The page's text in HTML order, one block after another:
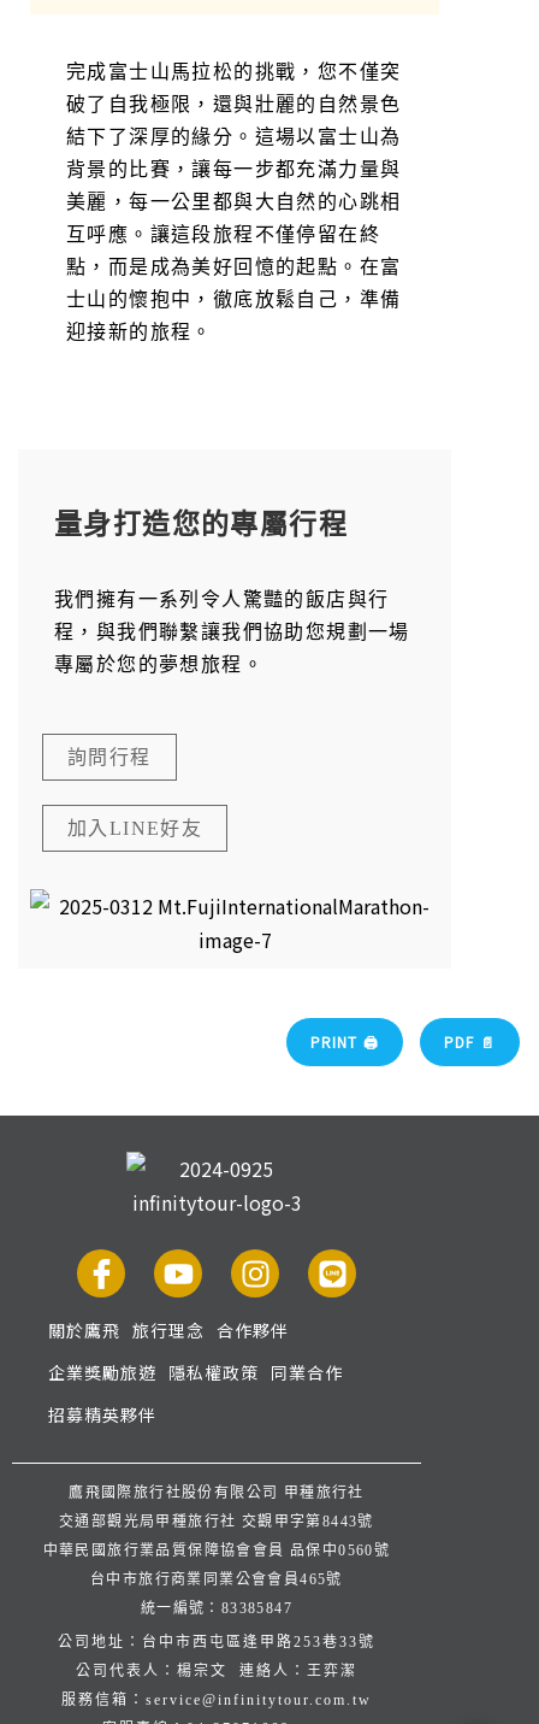
完成富士山馬拉松的挑戰，您不僅突
破了自我極限，還與壯麗的自然景色
結下了深厚的緣分。這場以富士山為
背景的比賽，讓每一步都充滿力量與
美麗，每一公里都與大自然的心跳相
互呼應。讓這段旅程不僅停留在終
點，而是成為美好回憶的起點。在富
士山的懷抱中，徹底放鬆自己，準備
迎接新的旅程。
量身打造您的專屬行程
我們擁有一系列令人驚豔的飯店與行
程，與我們聯繫讓我們協助您規劃一場
專屬於您的夢想旅程。
詢問行程
加入LINE好友
PRINT 🖨 PDF 📄
關於鷹飛 旅行理念 合作夥伴
企業獎勵旅遊 隱私權政策 同業合作
招募精英夥伴
鷹飛國際旅行社股份有限公司 甲種旅行社
交通部觀光局甲種旅行社 交觀甲字第8443號
中華民國旅行業品質保障協會會員 品保中0560號
台中市旅行商業同業公會會員465號
統一編號：83385847
公司地址：台中市西屯區逢甲路253巷33號
公司代表人：楊宗文 連絡人：王弈潔
服務信箱： service@infinitytour.com.tw